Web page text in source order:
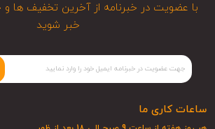
با عضویت در خبرنامه از آخرین تخفیف ها و
خبر شوید
ساعات کاری ما